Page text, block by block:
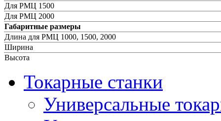
Для РМЦ 1500
Для РМЦ 2000
Габаритные размеры
Длина для РМЦ 1000, 1500, 2000
Ширина
Высота
Токарные станки
Универсальные